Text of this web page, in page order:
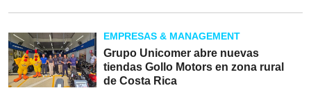
otro plano, pero dejan para la posteridad sus
historias de liderazgo, éxito, reinvención,
innovación y filantropía, las que ahora sirven
como faro de inspiración para nuevas
generaciones de emprendedores que aspiran
a replicar su filosofía y valores.
EMPRESAS & MANAGEMENT
Grupo Unicomer abre nuevas
tiendas Gollo Motors en zona rural
de Costa Rica